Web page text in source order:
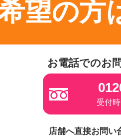
望の方
お電話でのお
受付
店舗へ直接お問い